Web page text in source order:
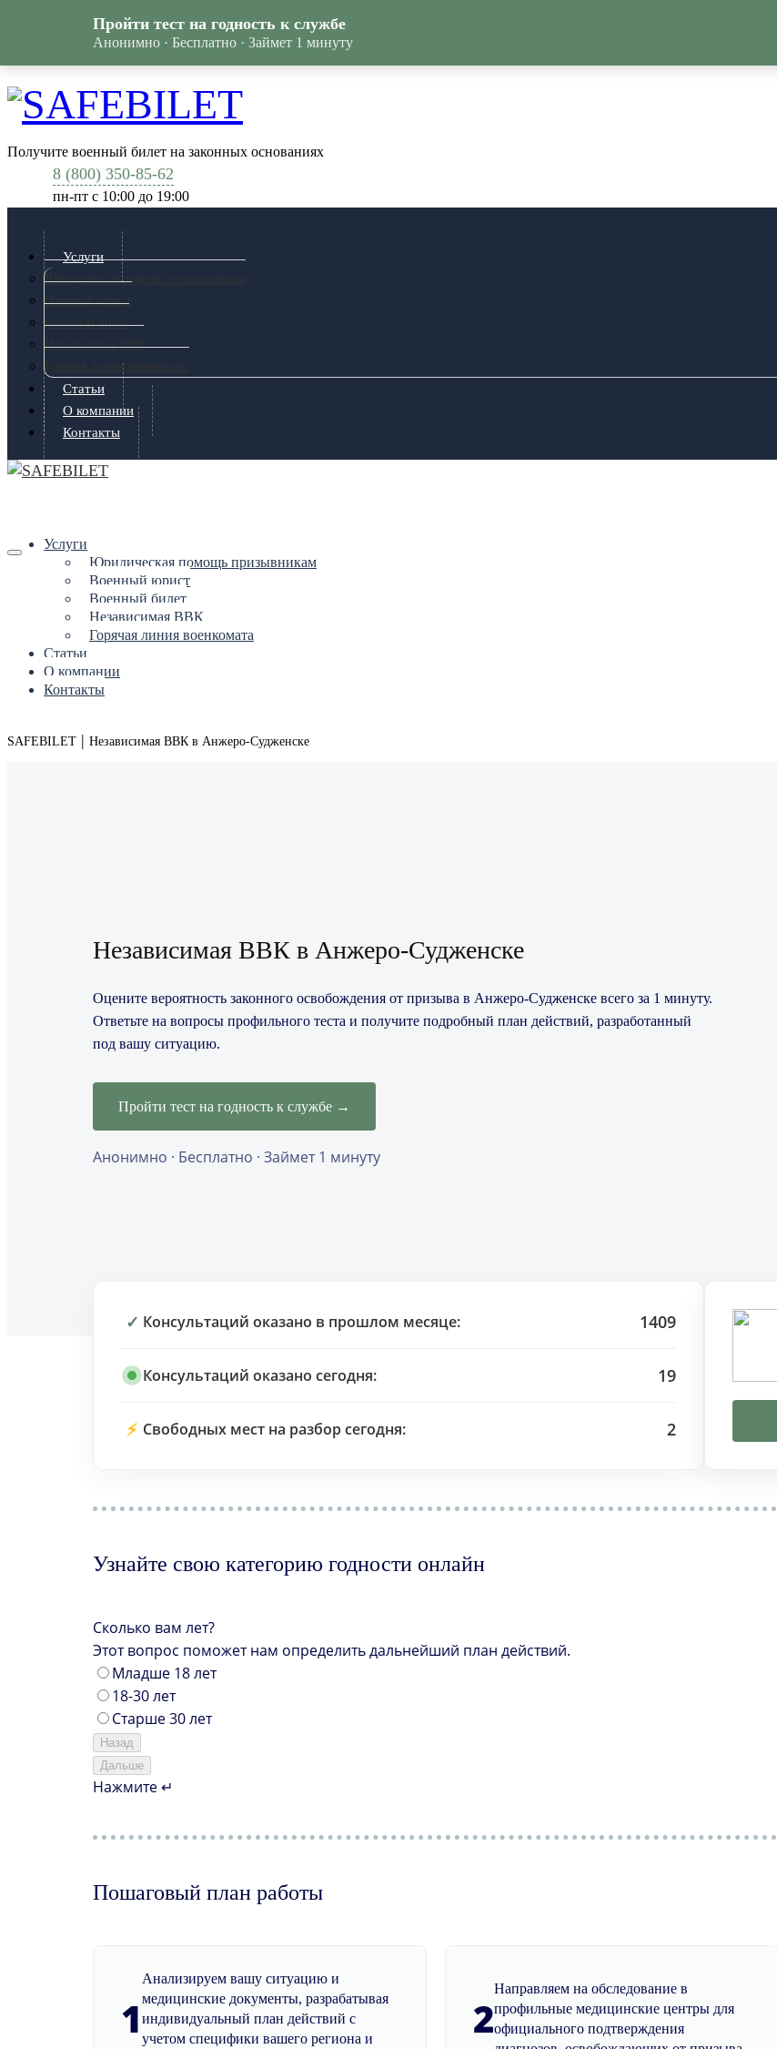
Получите военный билет на законных основаниях
8 (800) 350-85-62
пн-пт c 10:00 до 19:00
Услуги
Юридическая помощь призывникам
Военный юрист
Военный билет
Независимая ВВК
Горячая линия военкомата
Статьи
О компании
Контакты
Услуги
Юридическая помощь призывникам
Военный юрист
Военный билет
Независимая ВВК
Горячая линия военкомата
Статьи
О компании
Контакты
SAFEBILET | Независимая ВВК в Анжеро-Судженске
Независимая ВВК в Анжеро-Судженске
Оцените вероятность законного освобождения от призыва в Анжеро-Судженске всего за 1 минуту.
Ответьте на вопросы профильного теста и получите подробный план действий, разработанный
под вашу ситуацию.
Пройти тест на годность к службе →
Анонимно · Бесплатно · Займет 1 минуту
✓ Консультаций оказано в прошлом месяце: 1409
Консультаций оказано сегодня: 19
⚡ Свободных мест на разбор сегодня: 2
Узнайте свою категорию годности онлайн
Сколько вам лет?
Этот вопрос поможет нам определить дальнейший план действий.
Младше 18 лет
18-30 лет
Старше 30 лет
Назад
Дальше
Нажмите ↵
Пошаговый план работы
1
Анализируем вашу ситуацию и
медицинские документы, разрабатывая
индивидуальный план действий с
учетом специфики вашего региона и
2
Направляем на обследование в
профильные медицинские центры для
официального подтверждения
Пройти тест на годность к службе
Анонимно · Бесплатно · Займет 1 минуту